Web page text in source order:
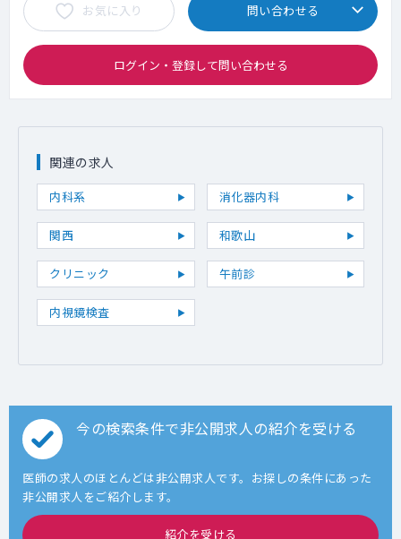
お気に入り 問い合わせる
ログイン・登録して問い合わせる
関連の求人
内科系 消化器内科
関西 和歌山
クリニック 午前診
内視鏡検査
今の検索条件で非公開求人の紹介を受ける
医師の求人のほとんどは非公開求人です。お探しの条件にあった
非公開求人をご紹介します。
紹介を受ける